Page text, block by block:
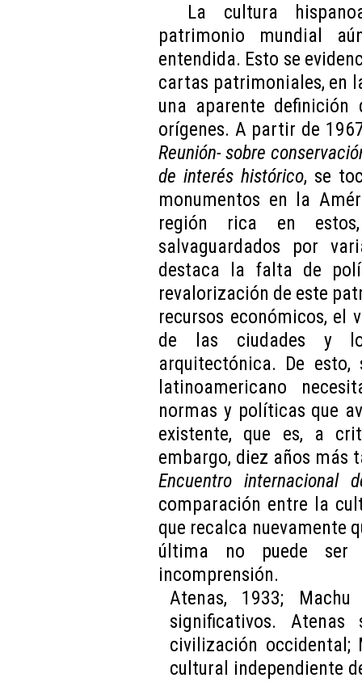
La cultura
patrimonio mundial
entendida. Esto se
cartas patrimoniales, en
una aparente
orígenes. A partir de
Reunión- sobre
de interés histórico, se
monumentos en la
región rica en
salvaguardados por
destaca la falta de
revalorización de este
recursos económicos, el
de las ciudades y
arquitectónica. De
latinoamericano
normas y políticas que
existente, que es, a
embargo, diez años más
Encuentro internacional
comparación entre la
que recalca nuevamente
última no puede ser
incomprensión.
Atenas, 1933;
significativos.
civilización occidental;
cultural independiente